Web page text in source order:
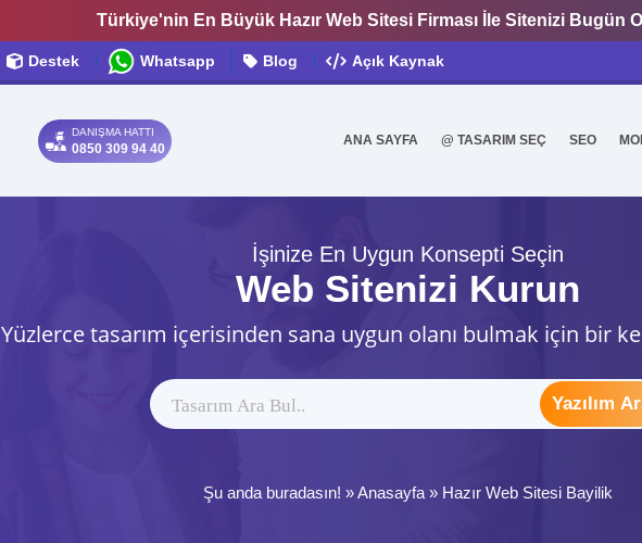
Türkiye'nin En Büyük Hazır Web Sitesi Firması İle Sitenizi Bugün
Destek Whatsapp Blog Açık Kaynak
DANIŞMA HATTI
0850 309 94 40
ANA SAYFA @ TASARIM SEÇ SEO
İşinize En Uygun Konsepti Seçin
Web Sitenizi Kurun
Yüzlerce tasarım içerisinden sana uygun olanı bulmak için bir
Yazılım
Şu anda buradasın! »Anasayfa» Hazır Web Sitesi Bayilik